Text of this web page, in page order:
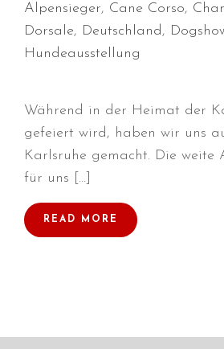
Juni 2019
Alpensieger, Cane Corso,
Dorsale, Deutschland,
Hundeausstellung
Während in der Heimat der
gefeiert wird, haben wir uns
Karlsruhe gemacht. Die weite
für uns […]
READ MORE